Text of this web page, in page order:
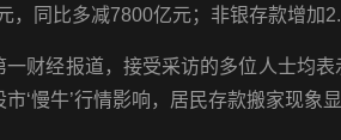
，同比多减7800亿元；非银存款增加
一财经报道，接受采访的多位人士均
‘慢牛’行情影响，居民存款搬家现象显